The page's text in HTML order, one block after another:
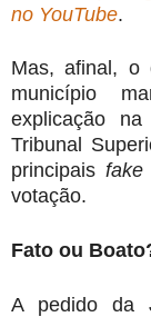
no YouTube.
Mas, afinal, o
município
explicação
Tribunal
principais fake
votação.
Fato ou
A pedido da